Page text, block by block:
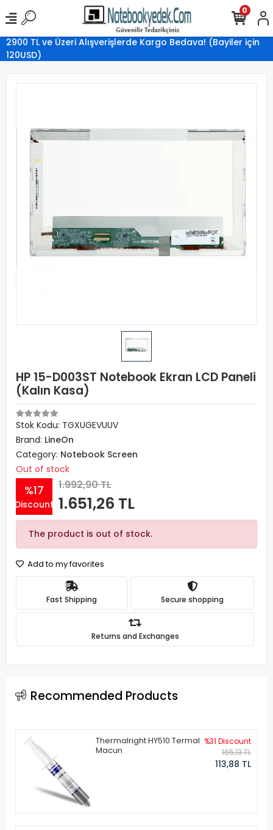
2900 TL ve Üzeri Alışverişlerde Kargo Bedava! (Bayiler için
120USD)
0
HP 15-D003ST Notebook Ekran LCD Paneli
(Kalın Kasa)
Stok Kodu: TGXUGEVUUV
Brand: LineOn
Category: Notebook Screen
Out of stock
%17
Discount
1.992,90 TL
1.651,26 TL
The product is out of stock.
Add to my favorites
Fast Shipping Secure shopping
Returns and Exchanges
Recommended Products
Thermalright HY510 Termal
Macun
%31 Discount
165,13 TL
113,88 TL